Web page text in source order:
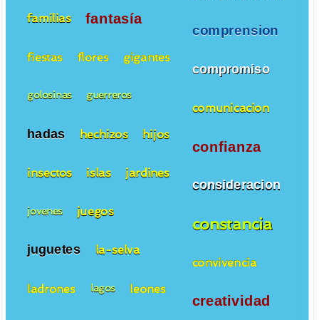
comprension
compromiso
comunicacion
confianza
consideracion
constancia
convivencia
creatividad
familias fantasía
fiestas flores gigantes
golosinas guerreros
hadas hechizos hijos
insectos islas jardines
jovenes juegos
juguetes la-selva
ladrones lagos leones